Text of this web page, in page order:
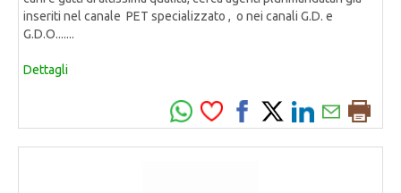
inseriti nel canale PET specializzato , o nei canali G.D. e
G.D.O.......
Dettagli